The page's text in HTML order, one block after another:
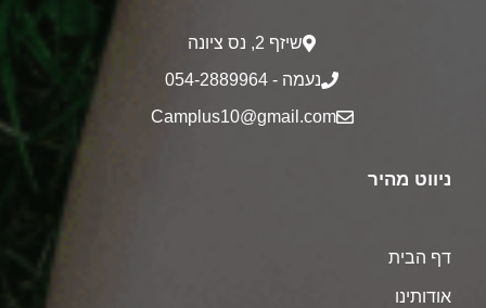
שיזף 2‎, נס ציונה
נעמה - 054-2889964
Camplus10@gmail.com
ניווט מהיר
דף הבית
אודותינו